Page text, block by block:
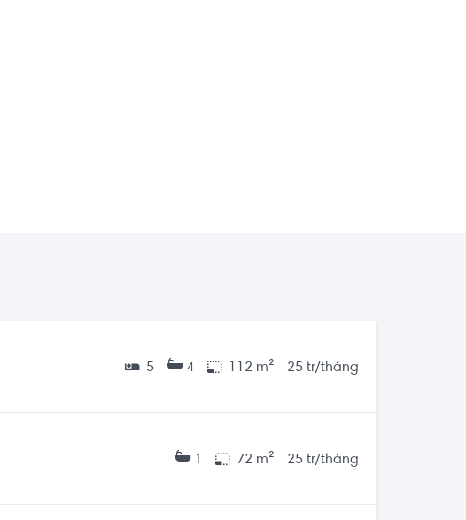
5 4 112 m² 25 tr/tháng
1 72 m² 25 tr/tháng